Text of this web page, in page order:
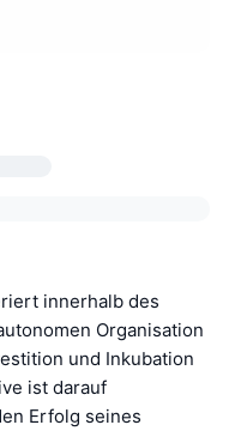
innerhalb des
Organisation
und Inkubation
ist darauf
Erfolg seines